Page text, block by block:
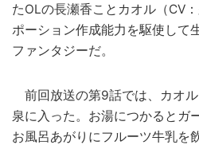
たOLの長瀬香ことカオル（CV
ポーション作成能力を駆使して
ファンタジーだ。
前回放送の第9話では、カオ
泉に入った。お湯につかるとガ
お風呂あがりにフルーツ牛乳を